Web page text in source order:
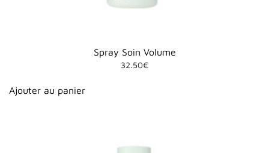
Spray Soin Volume
32.50€
Ajouter au panier